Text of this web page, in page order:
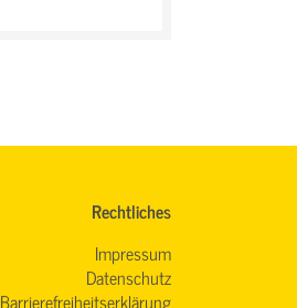
Rechtliches
Impressum
Datenschutz
Barrierefreiheitserklärung